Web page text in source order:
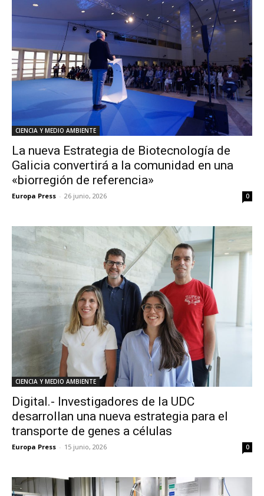
CIENCIA Y MEDIO AMBIENTE
La nueva Estrategia de Biotecnología de
Galicia convertirá a la comunidad en una
«biorregión de referencia»
Europa Press - 26 junio, 2026 0
CIENCIA Y MEDIO AMBIENTE
Digital.- Investigadores de la UDC
desarrollan una nueva estrategia para el
transporte de genes a células
Europa Press - 15 junio, 2026 0